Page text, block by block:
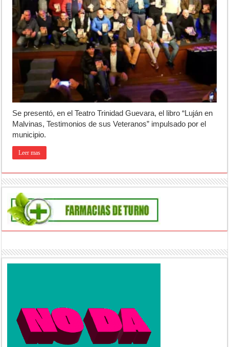
Se presentó, en el Teatro Trinidad Guevara, el libro “Luján en
Malvinas, Testimonios de sus Veteranos” impulsado por el
municipio.
Leer mas